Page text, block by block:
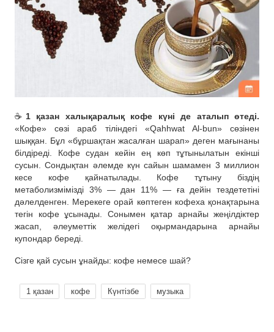
☕️ 1 қазан халықаралық кофе күні де аталып өтеді.
«Кофе» сөзі араб тіліндегі «Qahhwat Al-bun» сөзінен
шыққан. Бұл «бұршақтан жасалған шарап» деген мағынаны
білдіреді. Кофе судан кейін ең көп тұтынылатын екінші
сусын. Сондықтан әлемде күн сайын шамамен 3 миллион
кесе кофе қайнатылады. Кофе тұтыну біздің
метаболизмімізді 3% — дан 11% — ға дейін тездететіні
дәлелденген. Мерекеге орай көптеген кофеха қонақтарына
тегін кофе ұсынады. Сонымен қатар арнайы жеңілдіктер
жасап, әлеуметтік желідегі оқырмандарына арнайы
купондар береді.
Сізге қай сусын ұнайды: кофе немесе шай?
1 қазан кофе Күнтізбе музыка